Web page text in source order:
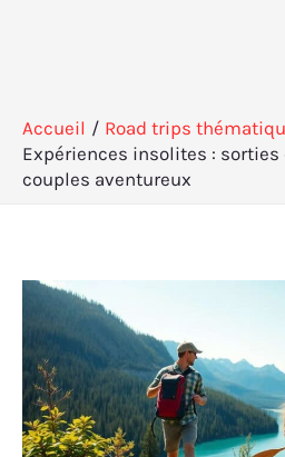
Accueil
Road trips
Expériences insolites :
couples aventureux